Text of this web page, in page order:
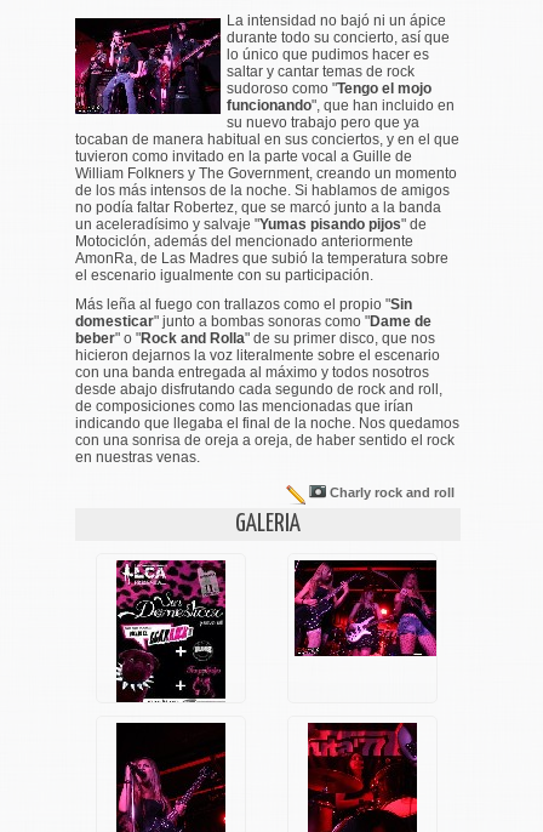
La intensidad no bajó ni un ápice
durante todo su concierto, así que
lo único que pudimos hacer es
saltar y cantar temas de rock
sudoroso como "Tengo el mojo
funcionando", que han incluido en
su nuevo trabajo pero que ya
tocaban de manera habitual en sus conciertos, y en el que
tuvieron como invitado en la parte vocal a Guille de
William Folkners y The Government, creando un momento
de los más intensos de la noche. Si hablamos de amigos
no podía faltar Robertez, que se marcó junto a la banda
un aceleradísimo y salvaje "Yumas pisando pijos" de
Motociclón, además del mencionado anteriormente
AmonRa, de Las Madres que subió la temperatura sobre
el escenario igualmente con su participación.
Más leña al fuego con trallazos como el propio "Sin
domesticar" junto a bombas sonoras como "Dame de
beber" o "Rock and Rolla" de su primer disco, que nos
hicieron dejarnos la voz literalmente sobre el escenario
con una banda entregada al máximo y todos nosotros
desde abajo disfrutando cada segundo de rock and roll,
de composiciones como las mencionadas que irían
indicando que llegaba el final de la noche. Nos quedamos
con una sonrisa de oreja a oreja, de haber sentido el rock
en nuestras venas.
Charly rock and roll
GALERIA